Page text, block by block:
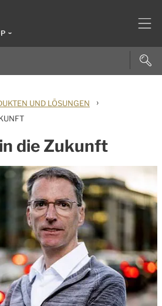
UND LÖSUNGEN ›
die Zukunft